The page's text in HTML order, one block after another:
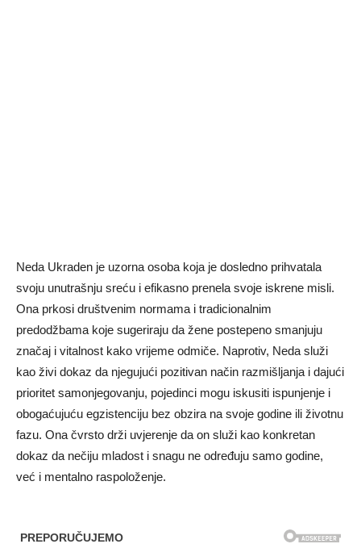
Neda Ukraden je uzorna osoba koja je dosledno prihvatala
svoju unutrašnju sreću i efikasno prenela svoje iskrene misli.
Ona prkosi društvenim normama i tradicionalnim
predodžbama koje sugeriraju da žene postepeno smanjuju
značaj i vitalnost kako vrijeme odmiče. Naprotiv, Neda služi
kao živi dokaz da njegujući pozitivan način razmišljanja i dajući
prioritet samonjegovanju, pojedinci mogu iskusiti ispunjenje i
obogaćujuću egzistenciju bez obzira na svoje godine ili životnu
fazu. Ona čvrsto drži uvjerenje da on služi kao konkretan
dokaz da nečiju mladost i snagu ne određuju samo godine,
već i mentalno raspoloženje.